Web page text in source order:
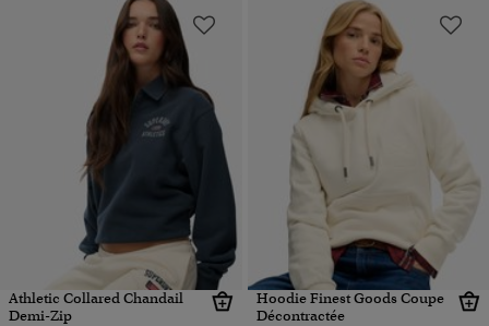
Athletic Collared Chandail
Demi-Zip
Hoodie Finest Goods Coupe
Décontractée